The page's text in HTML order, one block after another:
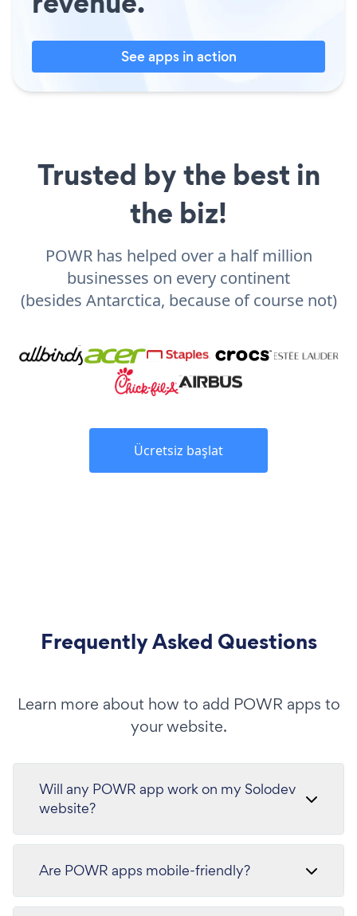
See apps in action
Trusted by the best in
the biz!
POWR has helped over a half million
businesses on every continent
(besides Antarctica, because of course not)
Ücretsiz başlat
Frequently Asked Questions
Learn more about how to add POWR apps to
your website.
Will any POWR app work on my Solodev
website?
Are POWR apps mobile-friendly?